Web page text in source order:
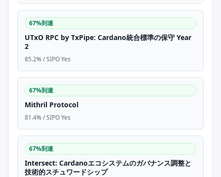
67%到達
UTxO RPC by TxPipe: Cardano統合標準の保守 Year
2
85.2% / SIPO Yes
67%到達
Mithril Protocol
81.4% / SIPO Yes
67%到達
Intersect: Cardanoエコシステムのガバナンス調整と
技術的スチュワードシップ